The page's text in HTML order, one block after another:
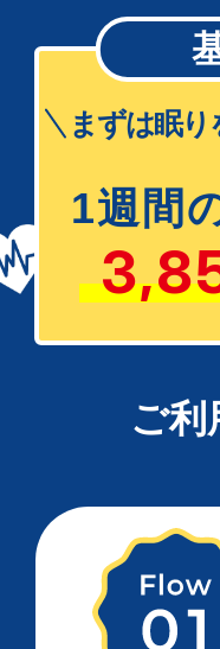
まずは眠り
1週間
ご利